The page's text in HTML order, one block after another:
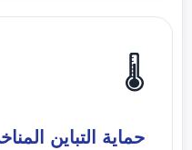
🌡️
حماية التباين